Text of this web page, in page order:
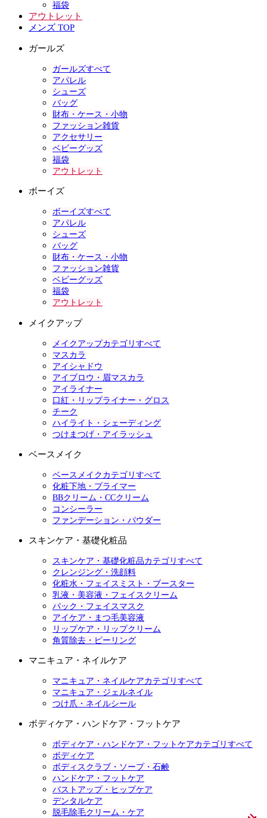
福袋
アウトレット
メンズ TOP
ガールズ
ガールズすべて
アパレル
シューズ
バッグ
財布・ケース・小物
ファッション雑貨
アクセサリー
ベビーグッズ
福袋
アウトレット
ボーイズ
ボーイズすべて
アパレル
シューズ
バッグ
財布・ケース・小物
ファッション雑貨
ベビーグッズ
福袋
アウトレット
メイクアップ
メイクアップカテゴリすべて
マスカラ
アイシャドウ
アイブロウ・眉マスカラ
アイライナー
口紅・リップライナー・グロス
チーク
ハイライト・シェーディング
つけまつげ・アイラッシュ
ベースメイク
ベースメイクカテゴリすべて
化粧下地・プライマー
BBクリーム・CCクリーム
コンシーラー
ファンデーション・パウダー
スキンケア・基礎化粧品
スキンケア・基礎化粧品カテゴリすべて
クレンジング・洗顔料
化粧水・フェイスミスト・ブースター
乳液・美容液・フェイスクリーム
パック・フェイスマスク
アイケア・まつ毛美容液
リップケア・リップクリーム
角質除去・ピーリング
マニキュア・ネイルケア
マニキュア・ネイルケアカテゴリすべて
マニキュア・ジェルネイル
つけ爪・ネイルシール
ボディケア・ハンドケア・フットケア
ボディケア・ハンドケア・フットケアカテゴリすべて
ボディケア
ボディスクラブ・ソープ・石鹸
ハンドケア・フットケア
バストアップ・ヒップケア
デンタルケア
脱毛除毛クリーム・ケア